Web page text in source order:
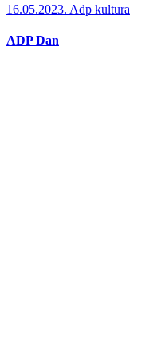
16.05.2023. Adp kultura
ADP Dan